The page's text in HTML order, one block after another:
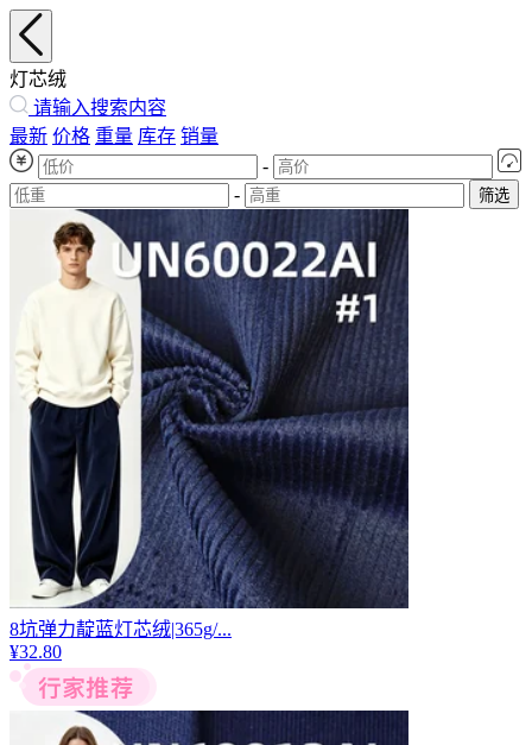
灯芯绒
请输入搜索内容
最新 价格 重量 库存 销量
-
-
筛选
8坑弹力靛蓝灯芯绒|365g/...
¥32.80